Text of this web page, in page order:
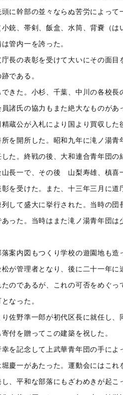
に幹部の並々ならぬ苦労によっ
銃、帯剣、飯盒、水筒、背嚢（
管内一を誇った。
長の表彰を受けて大いにその面
である。
きた。小杉、千葉、中川の各校
諸氏の協力もまた絶大なものがあ
蔵公が入札により国より買収し
を開所した。昭和九年に滝ノ湯
た。終戦の後、大和連合青年団の
山長一で、その後 山梨寿雄、槙喜
を受けた。また、十三年三月に
して盛大に挙行された。当時の
った。当時はまた滝ノ湯青年団
案内図もつくり学校の遊園地も
が管理者となり、後に二十一年に
のであるが、これの可否をめぐ
なった。
り佐野準一郎が初代区長に就任し
付を贈ってこの建築を祝した。
を記念して上武華青年団の手に
慶一があたった。運動会にはこ
、平和な部落にもざわめきが起こ